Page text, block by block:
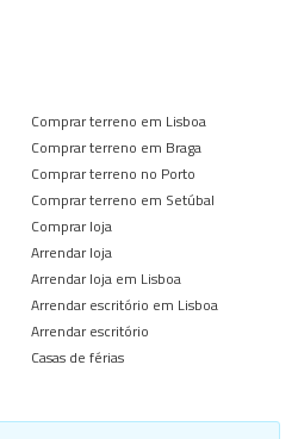
Comprar terreno em Lisboa
Comprar terreno em Braga
Comprar terreno no Porto
Comprar terreno em Setúbal
Comprar loja
Arrendar loja
Arrendar loja em Lisboa
Arrendar escritório em Lisboa
Arrendar escritório
Casas de férias